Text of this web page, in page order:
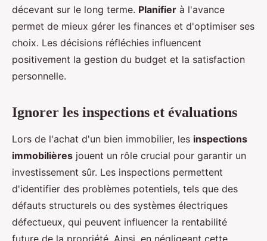
décevant sur le long terme. Planifier à l'avance
permet de mieux gérer les finances et d'optimiser ses
choix. Les décisions réfléchies influencent
positivement la gestion du budget et la satisfaction
personnelle.
Ignorer les inspections et évaluations
Lors de l'achat d'un bien immobilier, les inspections
immobilières jouent un rôle crucial pour garantir un
investissement sûr. Les inspections permettent
d'identifier des problèmes potentiels, tels que des
défauts structurels ou des systèmes électriques
défectueux, qui peuvent influencer la rentabilité
future de la propriété. Ainsi, en négligeant cette